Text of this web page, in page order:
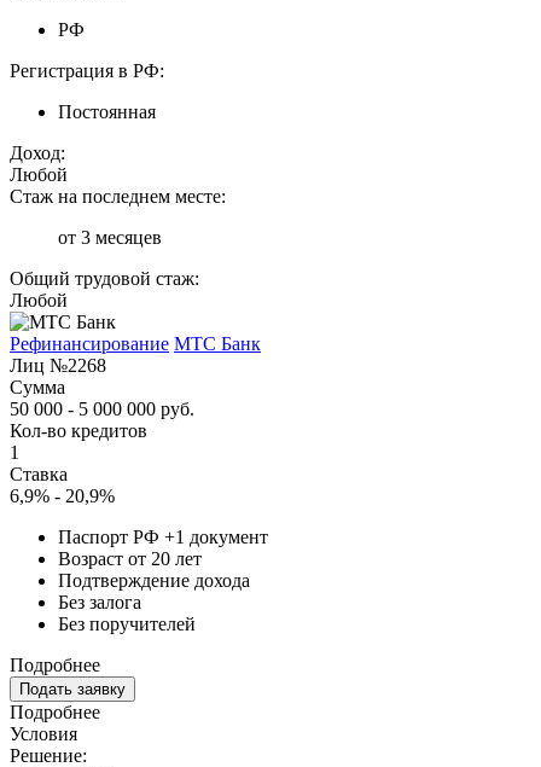
РФ
Регистрация в РФ:
Постоянная
Доход:
Любой
Стаж на последнем месте:
от 3 месяцев
Общий трудовой стаж:
Любой
Рефинансирование МТС Банк
Лиц №2268
Сумма
50 000 - 5 000 000 руб.
Кол-во кредитов
1
Ставка
6,9% - 20,9%
Паспорт РФ +1 документ
Возраст от 20 лет
Подтверждение дохода
Без залога
Без поручителей
Подробнее
Подать заявку
Подробнее
Условия
Решение: